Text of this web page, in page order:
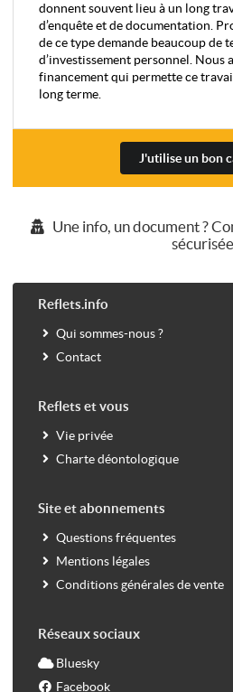
donnent souvent lieu à un long
d’enquête et de documentation.
de ce type demande beaucoup de
d’investissement personnel. Nous
financement qui permette ce
long terme.
J'utilise un bon
Une info, un document ?
sécurisée
Reflets.info
Qui sommes-nous ?
Contact
Reflets et vous
Vie privée
Charte déontologique
Site et abonnements
Questions fréquentes
Mentions légales
Conditions générales de vente
Réseaux sociaux
Bluesky
Facebook